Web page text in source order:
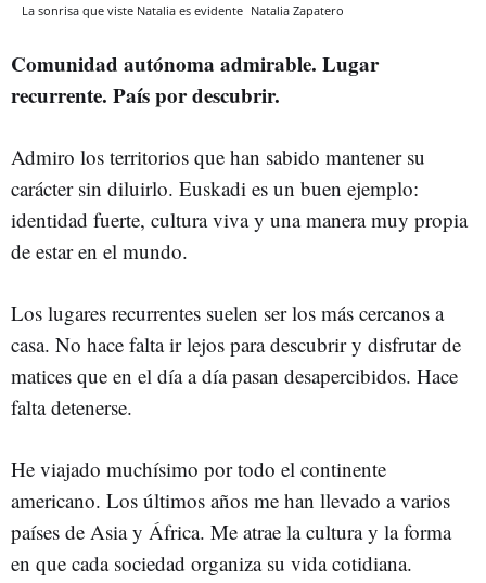
La sonrisa que viste Natalia es evidente Natalia Zapatero
Comunidad autónoma admirable. Lugar
recurrente. País por descubrir.
Admiro los territorios que han sabido mantener su
carácter sin diluirlo. Euskadi es un buen ejemplo:
identidad fuerte, cultura viva y una manera muy propia
de estar en el mundo.
Los lugares recurrentes suelen ser los más cercanos a
casa. No hace falta ir lejos para descubrir y disfrutar de
matices que en el día a día pasan desapercibidos. Hace
falta detenerse.
He viajado muchísimo por todo el continente
americano. Los últimos años me han llevado a varios
países de Asia y África. Me atrae la cultura y la forma
en que cada sociedad organiza su vida cotidiana.